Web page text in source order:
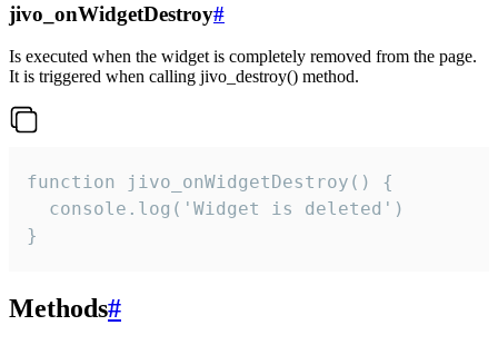
jivo_onWidgetDestroy#
Is executed when the widget is completely removed from the page.
It is triggered when calling jivo_destroy() method.
function jivo_onWidgetDestroy() {
  console.log('Widget is deleted')
}
Methods#